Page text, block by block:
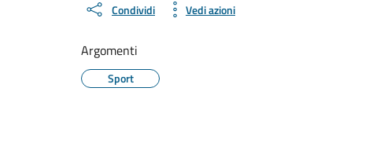
Condividi Vedi azioni
Argomenti
Sport